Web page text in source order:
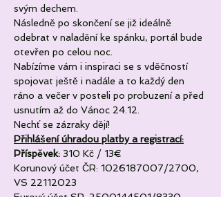
svým dechem.
Následně po skončení se již ideálně
odebrat v naladění ke spánku, portál bude
otevřen po celou noc.
Nabízíme vám i inspiraci se s vděčností
spojovat ještě i nadále a to každý den
ráno a večer v posteli po probuzení a před
usnutím až do Vánoc 24.12.
Nechť se zázraky dějí!
Přihlášení úhradou platby a registrací:
Příspěvek: 310 Kč / 13€
Korunový účet ČR: 1026187007/2700,
VS 22112023